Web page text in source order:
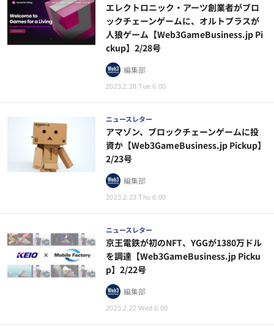
2023.2.28 Tue 6:00
エレクトロニック・アーツ創業者がブロ
ックチェーンゲームに、オルトプラスが
人狼ゲーム【Web3GameBusiness.jp Pi
ckup】2/28号
編集部
ニュースレター
2023.2.23 Thu 6:00
アマゾン、ブロックチェーンゲームに投
資か【Web3GameBusiness.jp Pickup】
2/23号
編集部
ニュースレター
2023.2.22 Wed 6:00
京王電鉄が初のNFT、YGGが1380万ドル
を調達【Web3GameBusiness.jp Picku
p】2/22号
編集部